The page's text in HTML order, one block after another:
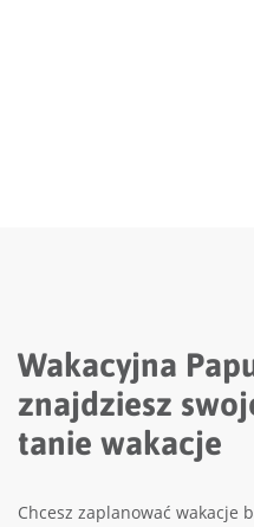
Wakacyjna
znajdziesz
tanie wakacje
Chcesz zaplanować wakacje